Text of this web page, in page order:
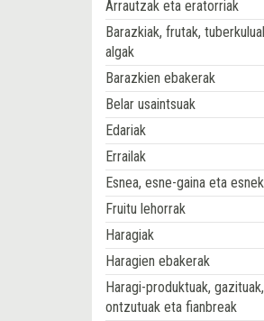
Arrautzak eta eratorriak
Barazkiak, frutak,
algak
Barazkien ebakerak
Belar usaintsuak
Edariak
Errailak
Esnea, esne-gaina eta
Fruitu lehorrak
Haragiak
Haragien ebakerak
Haragi-produktuak, gazituak,
ontzutuak eta fianbreak